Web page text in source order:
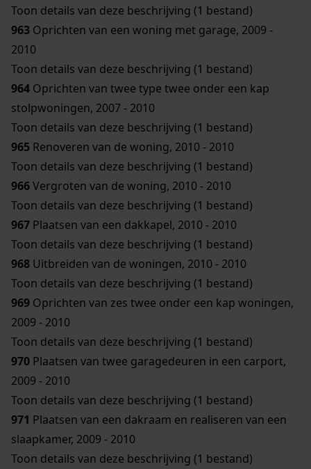
Toon details van deze beschrijving (1 bestand)
963 Oprichten van een woning met garage, 2009 -
2010
Toon details van deze beschrijving (1 bestand)
964 Oprichten van twee type twee onder een kap
stolpwoningen, 2007 - 2010
Toon details van deze beschrijving (1 bestand)
965 Renoveren van de woning, 2010 - 2010
Toon details van deze beschrijving (1 bestand)
966Vergroten van de woning, 2010 - 2010
Toon details van deze beschrijving (1 bestand)
967 Plaatsen van een dakkapel, 2010 - 2010
Toon details van deze beschrijving (1 bestand)
968 Uitbreiden van de woningen, 2010 - 2010
Toon details van deze beschrijving (1 bestand)
969 Oprichten van zes twee onder een kap woningen,
2009 - 2010
Toon details van deze beschrijving (1 bestand)
970 Plaatsen van twee garagedeuren in een carport,
2009 - 2010
Toon details van deze beschrijving (1 bestand)
971 Plaatsen van een dakraam en realiseren van een
slaapkamer, 2009 - 2010
Toon details van deze beschrijving (1 bestand)